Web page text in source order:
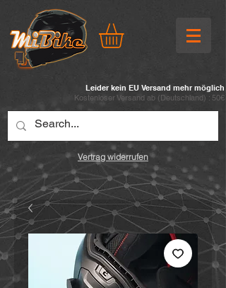
Leider kein EU Versand mehr möglich
Kostenloser Versand ab (Deutschland) : 50€
Vertrag widerrufen